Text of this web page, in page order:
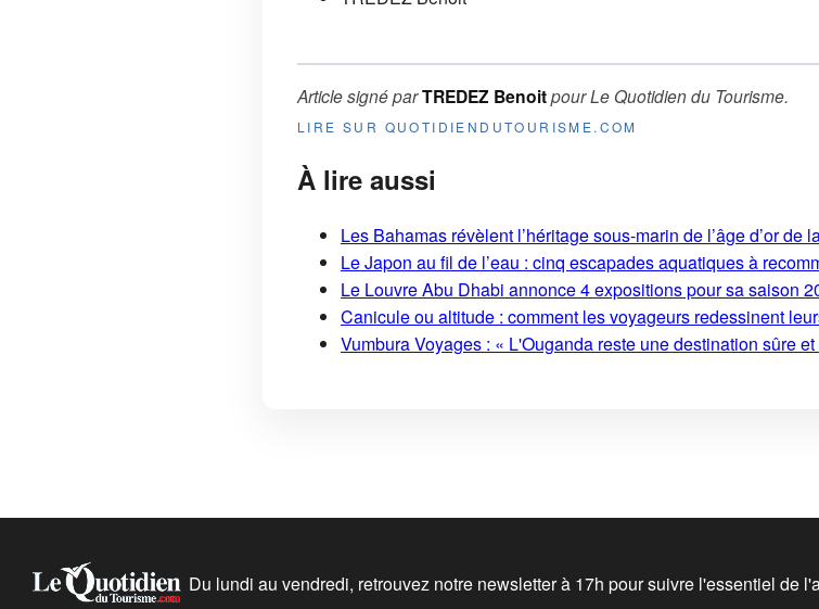
Article signé parTREDEZ BenoitpourLe Quotidien du Tourisme.
LIRE SUR QUOTIDIENDUTOURISME.COM
À lire aussi
Les Bahamas révèlent l’héritage sous-marin de l’âge d’or de
Le Japon au fil de l’eau : cinq escapades aquatiques à
Le Louvre Abu Dhabi annonce 4 expositions pour sa saison
Canicule ou altitude : comment les voyageurs redessinent
Vumbura Voyages : « L'Ouganda reste une destination sûre
Du lundi au vendredi, retrouvez notre newsletter à 17h pour suivre l'essentiel de